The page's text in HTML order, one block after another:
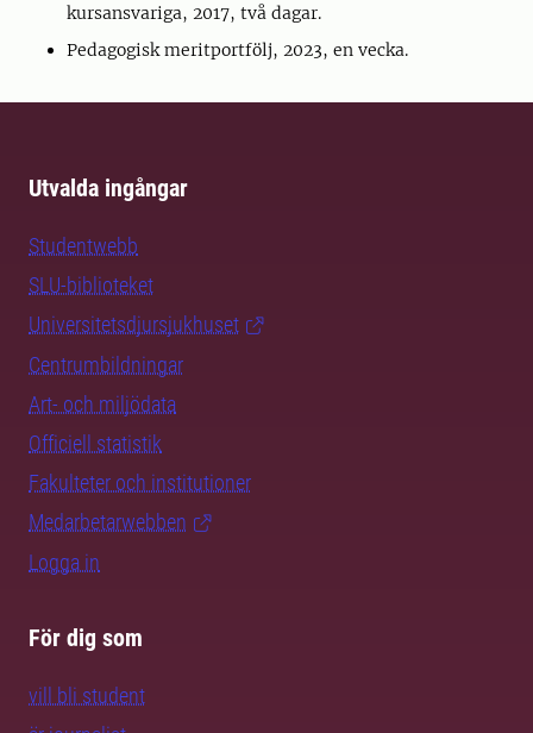
kursansvariga, 2017, två dagar.
Pedagogisk meritportfölj, 2023, en vecka.
Utvalda ingångar
Studentwebb
SLU-biblioteket
Universitetsdjursjukhuset
Centrumbildningar
Art- och miljödata
Officiell statistik
Fakulteter och institutioner
Medarbetarwebben
Logga in
För dig som
vill bli student